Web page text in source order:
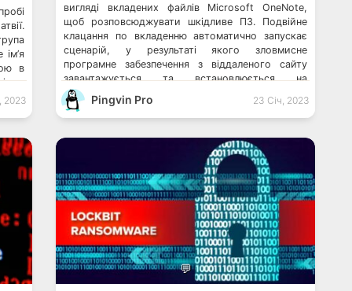
в
з
2023
вигляді вкладених файлів Microsoft OneNote,
щоб розповсюджувати шкідливе ПЗ. Подвійне
клацання по вкладенню автоматично запускає
сценарій, у результаті якого зловмисне
програмне забезпечення з віддаленого сайту
завантажується та встановлюється на
компʼютер. Програма OneNote залишається
однією з важливих частин Microsoft 365.
Компанія постійно впроваджує та тестує нові
Pingvin Pro 23 Січ, 2023
💬